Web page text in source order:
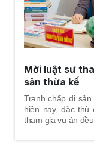
Mời luật sư
sản thừa kế
Tranh chấp di
hiện nay, đặc
tham gia vụ án